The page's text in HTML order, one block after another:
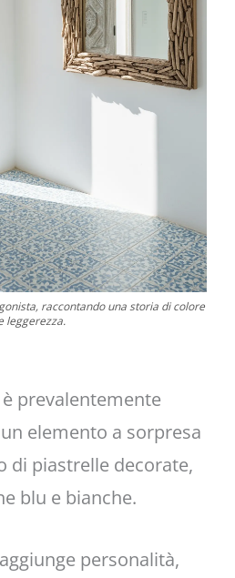
raccontando una storia di colore
leggerezza.
prevalentemente
elemento a sorpresa
di piastrelle decorate,
blu e bianche.
personalità,